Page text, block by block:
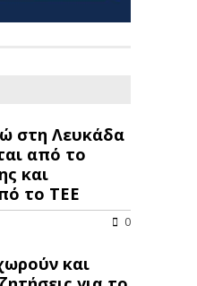
στη Λευκάδα
από το
και
το ΤΕΕ
0
και